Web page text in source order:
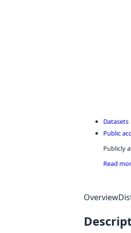
Datasets
Public
Publicly
Read
Overview